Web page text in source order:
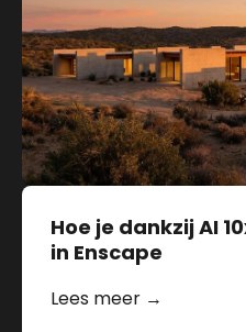
Hoe je dankzij AI
in Enscape
Lees meer →